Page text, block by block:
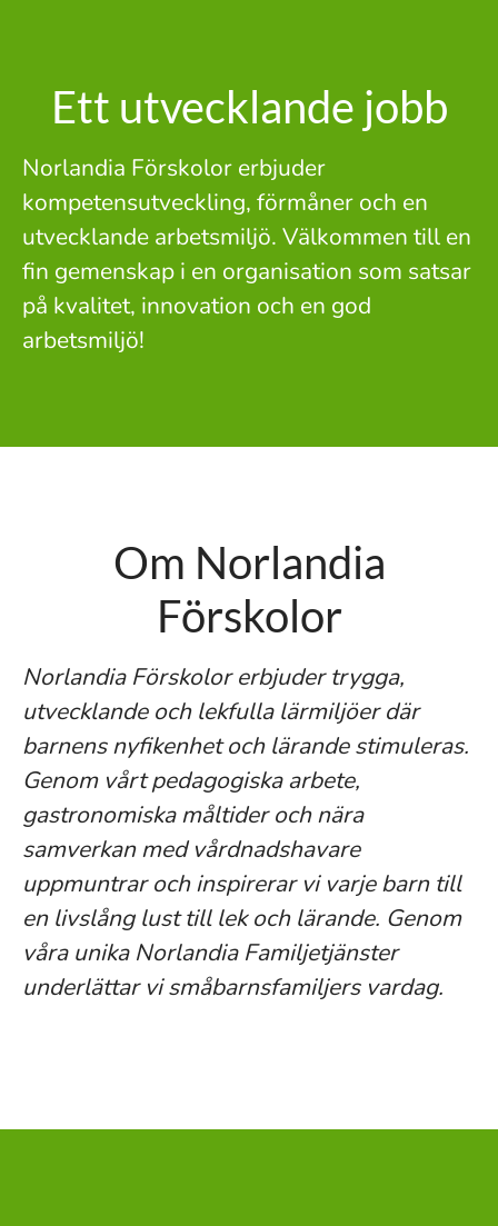
Ett utvecklande jobb
Norlandia Förskolor erbjuder
kompetensutveckling, förmåner och en
utvecklande arbetsmiljö. Välkommen till en
fin gemenskap i en organisation som satsar
på kvalitet, innovation och en god
arbetsmiljö!
Om Norlandia
Förskolor
Norlandia Förskolor erbjuder trygga,
utvecklande och lekfulla lärmiljöer där
barnens nyfikenhet och lärande stimuleras.
Genom vårt pedagogiska arbete,
gastronomiska måltider och nära
samverkan med vårdnadshavare
uppmuntrar och inspirerar vi varje barn till
en livslång lust till lek och lärande. Genom
våra unika Norlandia Familjetjänster
underlättar vi småbarnsfamiljers vardag.